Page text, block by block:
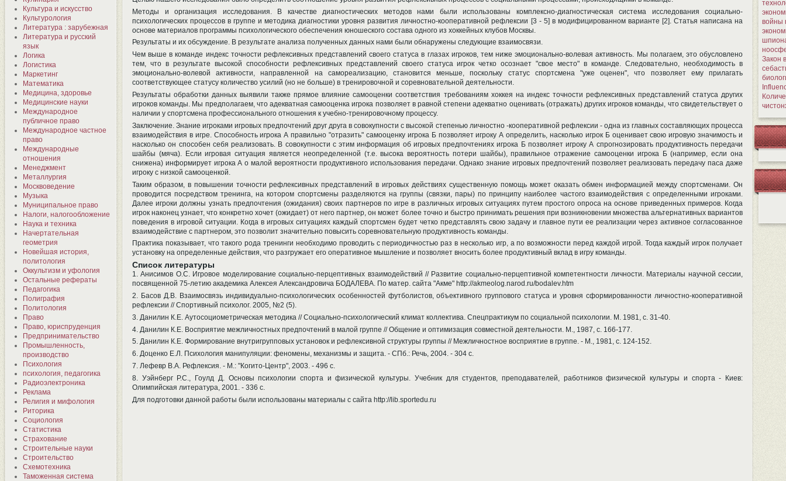
Культура и искусство
Культурология
Литература : зарубежная
Литература и русский
язык
Логика
Логистика
Маркетинг
Математика
Медицина, здоровье
Медицинские науки
Международное
публичное право
Международное частное
право
Международные
отношения
Менеджмент
Металлургия
Москвоведение
Музыка
Муниципальное право
Налоги, налогообложение
Наука и техника
Начертательная
геометрия
Новейшая история,
политология
Оккультизм и уфология
Остальные рефераты
Педагогика
Полиграфия
Политология
Право
Право, юриспруденция
Предпринимательство
Промышленность,
производство
Психология
психология, педагогика
Радиоэлектроника
Реклама
Религия и мифология
Риторика
Социология
Статистика
Страхование
Строительные науки
Строительство
Схемотехника
Таможенная система
Методы и организация исследования. В качестве диагностических методов нами были использованы комплексно-диагностическая система исследования социально-
психологических процессов в группе и методика диагностики уровня развития личностно-кооперативной рефлексии [3 - 5] в модифицированном варианте [2]. Статья написана на
основе материалов программы психологического обеспечения юношеского состава одного из хоккейных клубов Москвы.
Результаты и их обсуждение. В результате анализа полученных данных нами были обнаружены следующие взаимосвязи.
Чем выше в команде индекс точности рефлексивных представлений своего статуса в глазах игроков, тем ниже эмоционально-волевая активность. Мы полагаем, это обусловлено
тем, что в результате высокой способности рефлексивных представлений своего статуса игрок четко осознает "свое место" в команде. Следовательно, необходимость в
эмоционально-волевой активности, направленной на самореализацию, становится меньше, поскольку статус спортсмена "уже оценен", что позволяет ему прилагать
соответствующее статусу количество усилий (но не больше) в тренировочной и соревновательной деятельности.
Результаты обработки данных выявили также прямое влияние самооценки соответствия требованиям хоккея на индекс точности рефлексивных представлений статуса других
игроков команды. Мы предполагаем, что адекватная самооценка игрока позволяет в равной степени адекватно оценивать (отражать) других игроков команды, что свидетельствует о
наличии у спортсмена профессионального отношения к учебно-тренировочному процессу.
Заключение. Знание игроками игровых предпочтений друг друга в совокупности с высокой степенью личностно -кооперативной рефлексии - одна из главных составляющих процесса
взаимодействия в игре. Способность игрока А правильно "отразить" самооценку игрока Б позволяет игроку А определить, насколько игрок Б оценивает свою игровую значимость и
насколько он способен себя реализовать. В совокупности с этим информация об игровых предпочтениях игрока Б позволяет игроку А спрогнозировать продуктивность передачи
шайбы (мяча). Если игровая ситуация является неопределенной (т.е. высока вероятность потери шайбы), правильное отражение самооценки игрока Б (например, если она
снижена) информирует игрока А о малой вероятности продуктивного использования передачи. Однако знание игровых предпочтений позволяет реализовать передачу паса даже
игроку с низкой самооценкой.
Таким образом, в повышении точности рефлексивных представлений в игровых действиях существенную помощь может оказать обмен информацией между спортсменами. Он
проводится посредством тренинга, на котором спортсмены разделяются на группы (связки, пары) по принципу наиболее частого взаимодействия с определенными игроками.
Далее игроки должны узнать предпочтения (ожидания) своих партнеров по игре в различных игровых ситуациях путем простого опроса на основе приведенных примеров. Когда
игрок наконец узнает, что конкретно хочет (ожидает) от него партнер, он может более точно и быстро принимать решения при возникновении множества альтернативных вариантов
поведения в игровой ситуации. Когда в игровых ситуациях каждый спортсмен будет четко представлять свою задачу и главное пути ее реализации через активное согласованное
взаимодействие с партнером, это позволит значительно повысить соревновательную продуктивность команды.
Практика показывает, что такого рода тренинги необходимо проводить с периодичностью раз в несколько игр, а по возможности перед каждой игрой. Тогда каждый игрок получает
установку на определенные действия, что разгружает его оперативное мышление и позволяет вносить более продуктивный вклад в игру команды.
Список литературы
1. Анисимов О.С. Игровое моделирование социально-перцептивных взаимодействий // Развитие социально-перцептивной компетентности личности. Материалы научной сессии,
посвященной 75-летию академика Алексея Александровича БОДАЛЕВА. По матер. сайта "Акме" http://akmeolog.narod.ru/bodalev.htm
2. Басов Д.В. Взаимосвязь индивидуально-психологических особенностей футболистов, объективного группового статуса и уровня сформированности личностно-кооперативной
рефлексии // Спортивный психолог. 2005, №2 (5).
3. Данилин К.Е. Аутосоциометрическая методика // Социально-психологический климат коллектива. Спецпрактикум по социальной психологии. М. 1981, с. 31-40.
4. Данилин К.Е. Восприятие межличностных предпочтений в малой группе // Общение и оптимизация совместной деятельности. М., 1987, с. 166-177.
5. Данилин К.Е. Формирование внутригрупповых установок и рефлексивной структуры группы // Межличностное восприятие в группе. - М., 1981, с. 124-152.
6. Доценко Е.Л. Психология манипуляции: феномены, механизмы и защита. - СПб.: Речь, 2004. - 304 с.
7. Лефевр В.А. Рефлексия. - М.: "Когито-Центр", 2003. - 496 с.
8. Уэйнберг Р.С., Гоулд Д. Основы психологии спорта и физической культуры. Учебник для студентов, преподавателей, работников физической культуры и спорта - Киев:
Олимпийская литература, 2001. - 336 с.
Для подготовки данной работы были использованы материалы с сайта http://lib.sportedu.ru
войны
Закон